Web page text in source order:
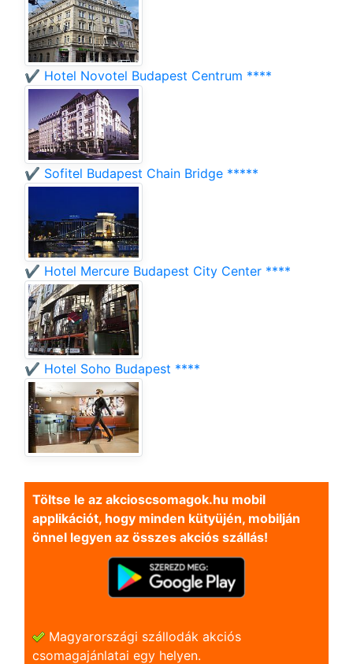
✔️ Hotel Novotel Budapest Centrum ****
✔️ Sofitel Budapest Chain Bridge *****
✔️ Hotel Mercure Budapest City Center ****
✔️ Hotel Soho Budapest ****
Töltse le az akcioscsomagok.hu mobil
applikációt, hogy minden kütyüjén, mobilján
önnel legyen az összes akciós szállás!
Magyarországi szállodák akciós
csomagajánlatai egy helyen.